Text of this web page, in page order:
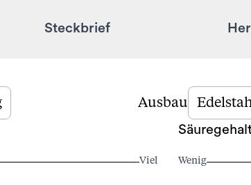
Steckbrief
Ausbau
Viel Wenig